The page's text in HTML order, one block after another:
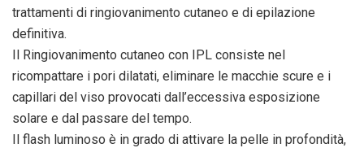
trattamenti di ringiovanimento cutaneo e di epilazione
definitiva.
Il Ringiovanimento cutaneo con IPL consiste nel
ricompattare i pori dilatati, eliminare le macchie scure e i
capillari del viso provocati dall’eccessiva esposizione
solare e dal passare del tempo.
Il flash luminoso è in grado di attivare la pelle in profondità,